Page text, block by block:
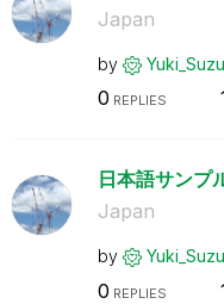
Japan
by
0 REPLIES
日本語サンプ
Japan
by
0 REPLIES